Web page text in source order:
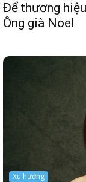
Để thương
Ông già Noel
Xu hướng